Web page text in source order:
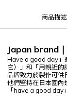
商品描述
Japan brand
Have a good day」
它）」和「用親近的
品牌致力於製作可供
他們堅持在日本國
「have a good day